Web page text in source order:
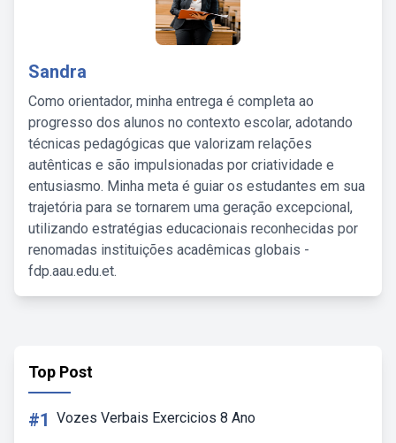
Sandra
Como orientador, minha entrega é completa ao
progresso dos alunos no contexto escolar, adotando
técnicas pedagógicas que valorizam relações
autênticas e são impulsionadas por criatividade e
entusiasmo. Minha meta é guiar os estudantes em sua
trajetória para se tornarem uma geração excepcional,
utilizando estratégias educacionais reconhecidas por
renomadas instituições acadêmicas globais -
fdp.aau.edu.et.
Top Post
#1 Vozes Verbais Exercicios 8 Ano